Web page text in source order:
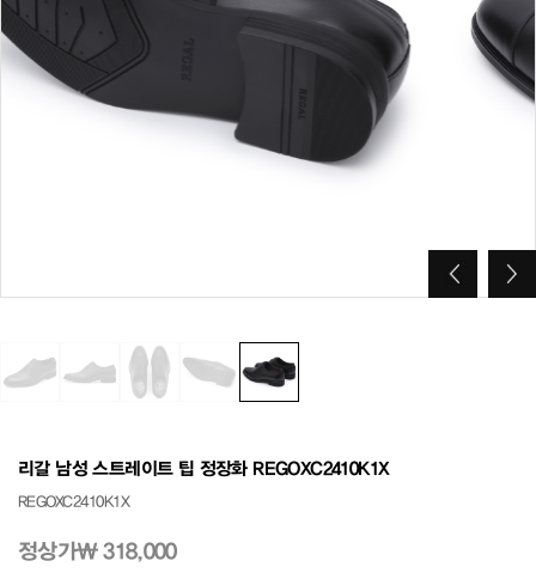
리갈 남성 스트레이트 팁 정장화 REGOXC2410K1X
REGOXC2410K1X
정상가₩ 318,000